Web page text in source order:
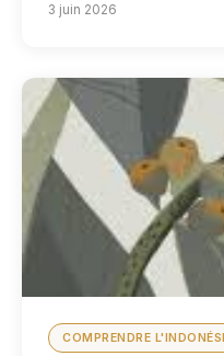
3 juin 2026
COMPRENDRE